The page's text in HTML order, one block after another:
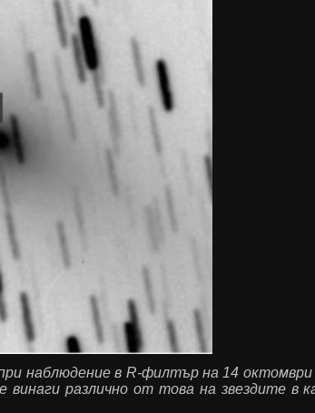
наблюдение в R-филтър на 14
различно от това на звездите в